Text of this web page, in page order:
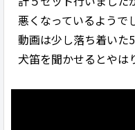
悪くなっているようで
動画は少し落ち着いた
犬笛を聞かせるとやは